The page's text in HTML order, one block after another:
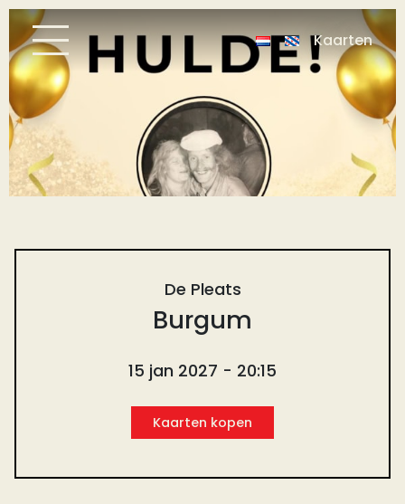
Kaarten
De Pleats
Burgum
15 jan 2027 - 20:15
Kaarten kopen